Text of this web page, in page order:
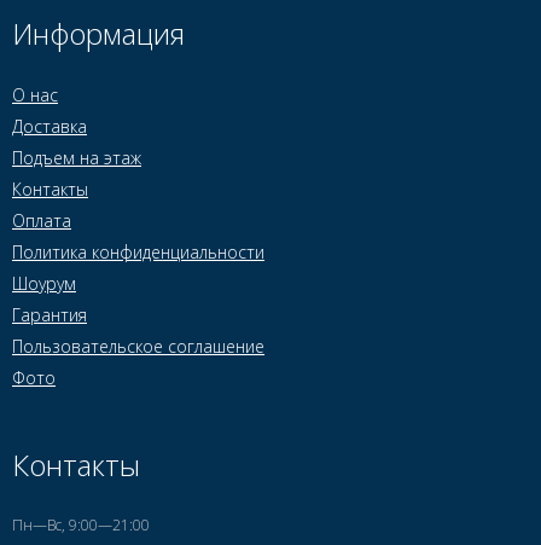
Информация
О нас
Доставка
Подъем на этаж
Контакты
Оплата
Политика конфиденциальности
Шоурум
Гарантия
Пользовательское соглашение
Фото
Контакты
Пн—Вс, 9:00—21:00